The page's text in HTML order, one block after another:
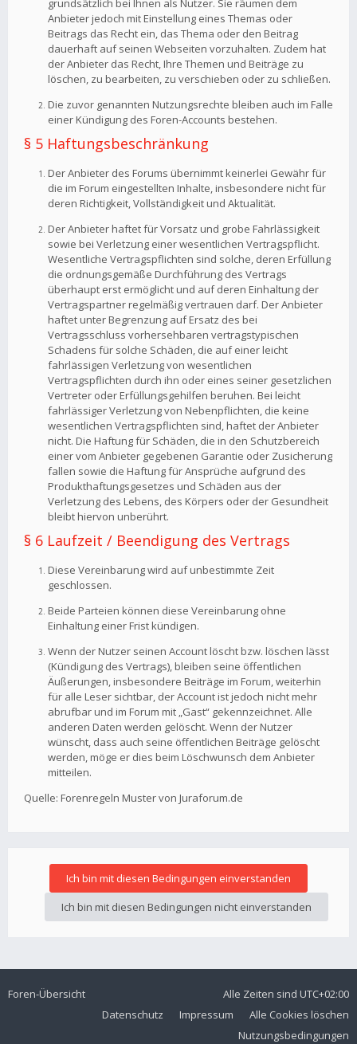
grundsätzlich bei Ihnen als Nutzer. Sie räumen dem
Anbieter jedoch mit Einstellung eines Themas oder
Beitrags das Recht ein, das Thema oder den Beitrag
dauerhaft auf seinen Webseiten vorzuhalten. Zudem hat
der Anbieter das Recht, Ihre Themen und Beiträge zu
löschen, zu bearbeiten, zu verschieben oder zu schließen.
Die zuvor genannten Nutzungsrechte bleiben auch im Falle
einer Kündigung des Foren-Accounts bestehen.
§ 5 Haftungsbeschränkung
Der Anbieter des Forums übernimmt keinerlei Gewähr für
die im Forum eingestellten Inhalte, insbesondere nicht für
deren Richtigkeit, Vollständigkeit und Aktualität.
Der Anbieter haftet für Vorsatz und grobe Fahrlässigkeit
sowie bei Verletzung einer wesentlichen Vertragspflicht.
Wesentliche Vertragspflichten sind solche, deren Erfüllung
die ordnungsgemäße Durchführung des Vertrags
überhaupt erst ermöglicht und auf deren Einhaltung der
Vertragspartner regelmäßig vertrauen darf. Der Anbieter
haftet unter Begrenzung auf Ersatz des bei
Vertragsschluss vorhersehbaren vertragstypischen
Schadens für solche Schäden, die auf einer leicht
fahrlässigen Verletzung von wesentlichen
Vertragspflichten durch ihn oder eines seiner gesetzlichen
Vertreter oder Erfüllungsgehilfen beruhen. Bei leicht
fahrlässiger Verletzung von Nebenpflichten, die keine
wesentlichen Vertragspflichten sind, haftet der Anbieter
nicht. Die Haftung für Schäden, die in den Schutzbereich
einer vom Anbieter gegebenen Garantie oder Zusicherung
fallen sowie die Haftung für Ansprüche aufgrund des
Produkthaftungsgesetzes und Schäden aus der
Verletzung des Lebens, des Körpers oder der Gesundheit
bleibt hiervon unberührt.
§ 6 Laufzeit / Beendigung des Vertrags
Diese Vereinbarung wird auf unbestimmte Zeit
geschlossen.
Beide Parteien können diese Vereinbarung ohne
Einhaltung einer Frist kündigen.
Wenn der Nutzer seinen Account löscht bzw. löschen lässt
(Kündigung des Vertrags), bleiben seine öffentlichen
Äußerungen, insbesondere Beiträge im Forum, weiterhin
für alle Leser sichtbar, der Account ist jedoch nicht mehr
abrufbar und im Forum mit „Gast“ gekennzeichnet. Alle
anderen Daten werden gelöscht. Wenn der Nutzer
wünscht, dass auch seine öffentlichen Beiträge gelöscht
werden, möge er dies beim Löschwunsch dem Anbieter
mitteilen.
Quelle: Forenregeln Muster von Juraforum.de
Foren-Übersicht Alle Zeiten sind UTC+02:00
Alle Cookies löschen
Impressum
Datenschutz
Nutzungsbedingungen